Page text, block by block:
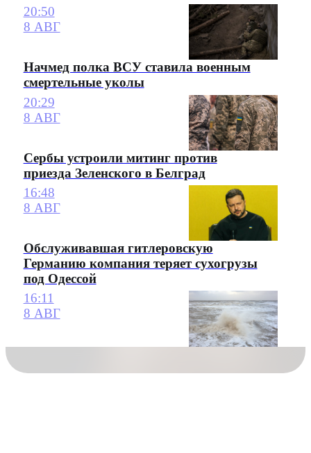
20:50
8 АВГ
Начмед полка ВСУ ставила военным
смертельные уколы
20:29
8 АВГ
Сербы устроили митинг против
приезда Зеленского в Белград
16:48
8 АВГ
Обслуживавшая гитлеровскую
Германию компания теряет сухогрузы
под Одессой
16:11
8 АВГ